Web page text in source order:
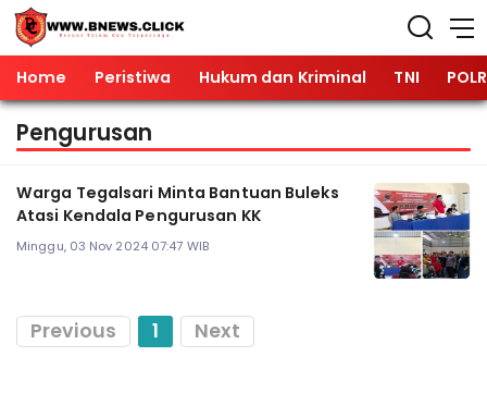
Home Peristiwa Hukum dan Kriminal TNI
Pengurusan
Warga Tegalsari Minta Bantuan Buleks
Atasi Kendala Pengurusan KK
Minggu, 03 Nov 2024 07:47 WIB
Previous 1 Next